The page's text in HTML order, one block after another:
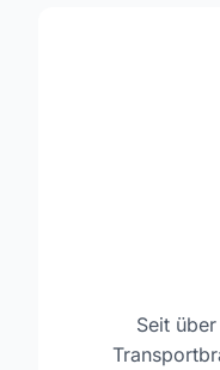
Seit